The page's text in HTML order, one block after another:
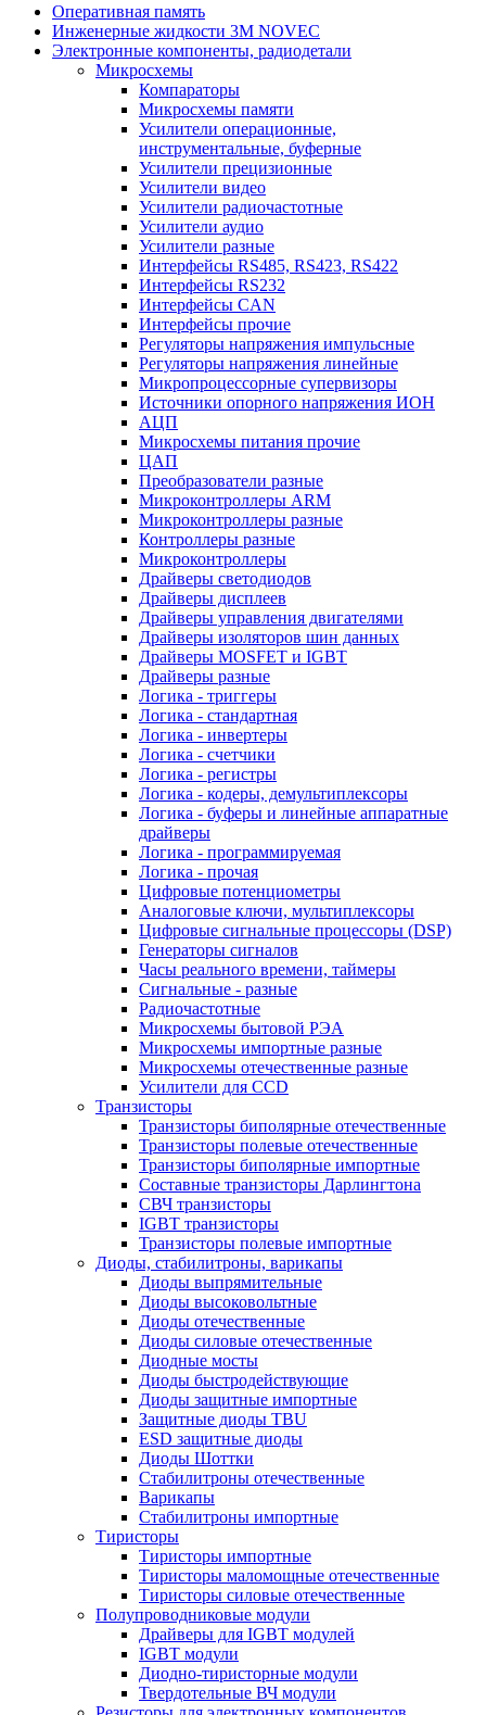
Оперативная память
Инженерные жидкости 3M NOVEC
Электронные компоненты, радиодетали
Микросхемы
Компараторы
Микросхемы памяти
Усилители операционные,
инструментальные, буферные
Усилители прецизионные
Усилители видео
Усилители радиочастотные
Усилители аудио
Усилители разные
Интерфейсы RS485, RS423, RS422
Интерфейсы RS232
Интерфейсы CAN
Интерфейсы прочие
Регуляторы напряжения импульсные
Регуляторы напряжения линейные
Микропроцессорные супервизоры
Источники опорного напряжения ИОН
АЦП
Микросхемы питания прочие
ЦАП
Преобразователи разные
Микроконтроллеры ARM
Микроконтроллеры разные
Контроллеры разные
Микроконтроллеры
Драйверы светодиодов
Драйверы дисплеев
Драйверы управления двигателями
Драйверы изоляторов шин данных
Драйверы MOSFET и IGBT
Драйверы разные
Логика - триггеры
Логика - стандартная
Логика - инвертеры
Логика - счетчики
Логика - регистры
Логика - кодеры, демультиплексоры
Логика - буферы и линейные аппаратные
драйверы
Логика - программируемая
Логика - прочая
Цифровые потенциометры
Аналоговые ключи, мультиплексоры
Цифровые сигнальные процессоры (DSP)
Генераторы сигналов
Часы реального времени, таймеры
Сигнальные - разные
Радиочастотные
Микросхемы бытовой РЭА
Микросхемы импортные разные
Микросхемы отечественные разные
Усилители для CCD
Транзисторы
Транзисторы биполярные отечественные
Транзисторы полевые отечественные
Транзисторы биполярные импортные
Составные транзисторы Дарлингтона
СВЧ транзисторы
IGBT транзисторы
Транзисторы полевые импортные
Диоды, стабилитроны, варикапы
Диоды выпрямительные
Диоды высоковольтные
Диоды отечественные
Диоды силовые отечественные
Диодные мосты
Диоды быстродействующие
Диоды защитные импортные
Защитные диоды TBU
ESD защитные диоды
Диоды Шоттки
Стабилитроны отечественные
Варикапы
Стабилитроны импортные
Тиристоры
Тиристоры импортные
Тиристоры маломощные отечественные
Тиристоры силовые отечественные
Полупроводниковые модули
Драйверы для IGBT модулей
IGBT модули
Диодно-тиристорные модули
Твердотельные ВЧ модули